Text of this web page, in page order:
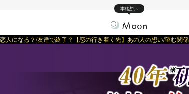
本格占い
恋人になる？/友達で終了？【恋の行き着く先】あの人の想い/望む関係